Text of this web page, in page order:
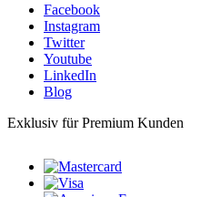
Facebook
Instagram
Twitter
Youtube
LinkedIn
Blog
Exklusiv für Premium Kunden